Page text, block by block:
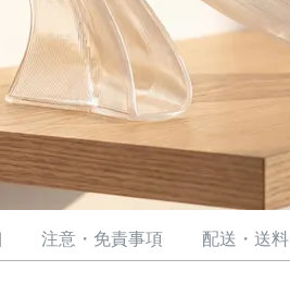
注意・免責事項 配送・送料